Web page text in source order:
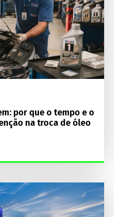
por que o tempo e o
na troca de óleo